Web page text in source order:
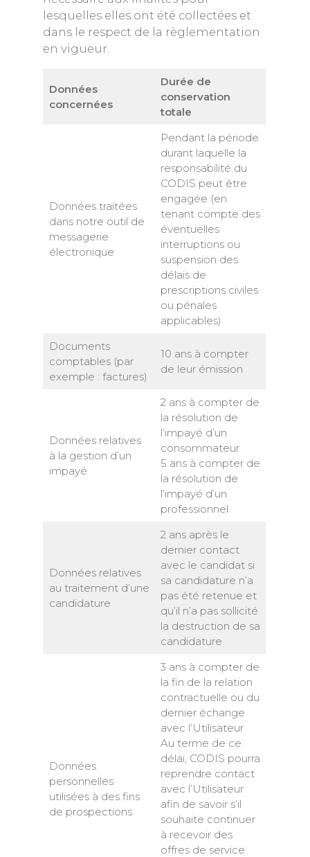
lesquelles elles ont été collectées et
dans le respect de la règlementation
en vigueur.
Données
concernées
Durée de
conservation
totale
Données traitées
dans notre outil de
messagerie
électronique
Pendant la période
durant laquelle la
responsabilité du
CODIS peut être
engagée (en
tenant compte des
éventuelles
interruptions ou
suspension des
délais de
prescriptions civiles
ou pénales
applicables)
Documents
comptables (par
exemple : factures)
10 ans à compter
de leur émission
Données relatives
à la gestion d’un
impayé
2 ans à compter de
la résolution de
l’impayé d’un
consommateur
5 ans à compter de
la résolution de
l’impayé d’un
professionnel
Données relatives
au traitement d’une
candidature
2 ans après le
dernier contact
avec le candidat si
sa candidature n’a
pas été retenue et
qu’il n’a pas sollicité
la destruction de sa
candidature
Données
personnelles
utilisées à des fins
de prospections
3 ans à compter de
la fin de la relation
contractuelle ou du
dernier échange
avec l’Utilisateur
Au terme de ce
délai, CODIS pourra
reprendre contact
avec l’Utilisateur
afin de savoir s’il
souhaite continuer
à recevoir des
offres de service